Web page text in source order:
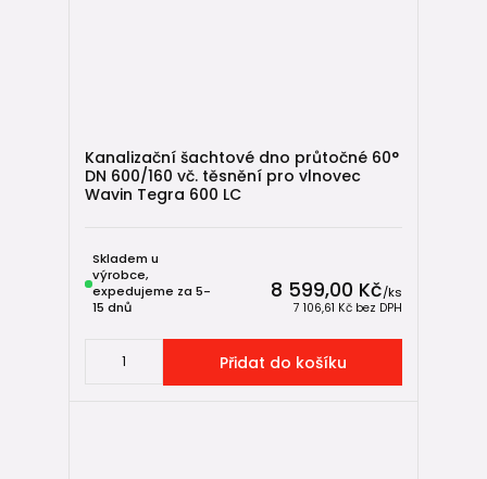
Kanalizační šachtové dno průtočné 60°
DN 600/160 vč. těsnění pro vlnovec
Wavin Tegra 600 LC
8 599,00 Kč/ks
7 106,61 Kč bez DPH
Skladem u
výrobce,
expedujeme za 5-
15 dnů
Přidat do košíku